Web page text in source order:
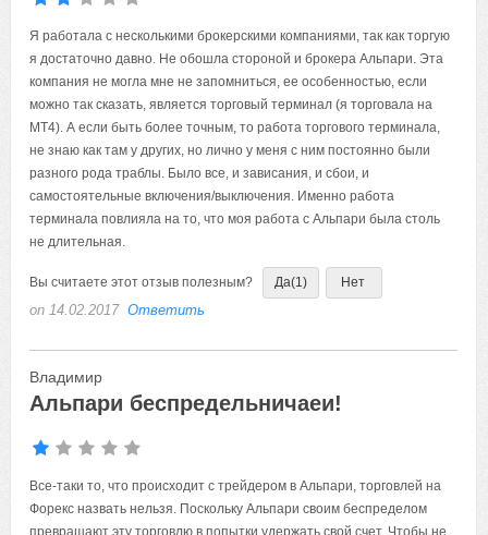
Я работала с несколькими брокерскими компаниями, так как торгую
я достаточно давно. Не обошла стороной и брокера Альпари. Эта
компания не могла мне не запомниться, ее особенностью, если
можно так сказать, является торговый терминал (я торговала на
МТ4). А если быть более точным, то работа торгового терминала,
не знаю как там у других, но лично у меня с ним постоянно были
разного рода траблы. Было все, и зависания, и сбои, и
самостоятельные включения/выключения. Именно работа
терминала повлияла на то, что моя работа с Альпари была столь
не длительная.
Вы считаете этот отзыв полезным? Да(1) Нет
on 14.02.2017 Ответить
Владимир
Альпари беспредельничаеи!
Все-таки то, что происходит с трейдером в Альпари, торговлей на
Форекс назвать нельзя. Поскольку Альпари своим беспределом
превращают эту торговлю в попытки удержать свой счет. Чтобы не